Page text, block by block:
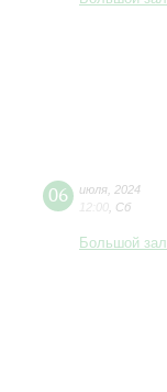
06 июля 2024
12:00 Сб
Большой зал